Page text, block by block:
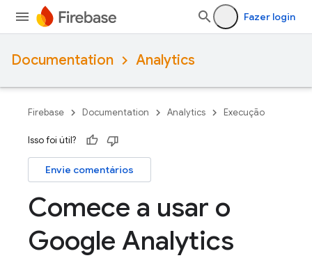
Fazer login
Documentation Analytics
Firebase Documentation Analytics Execução
Isso foi útil?
Envie comentários
Comece a usar o
Google Analytics